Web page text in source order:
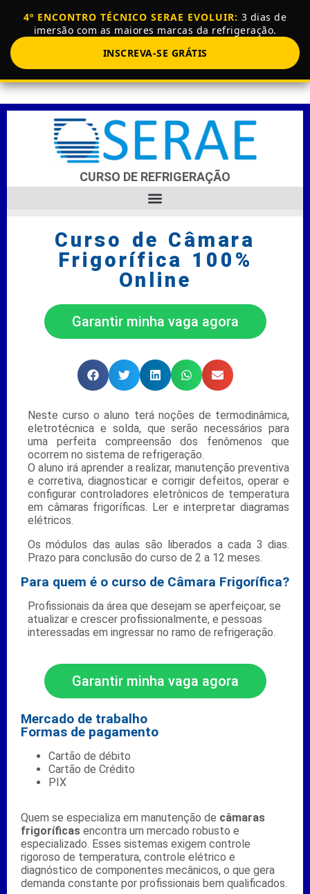
4º ENCONTRO TÉCNICO SERAE EVOLUIR: 3 dias de
imersão com as maiores marcas da refrigeração.
INSCREVA-SE GRÁTIS
CURSO DE REFRIGERAÇÃO
Curso de Câmara
Frigorífica 100%
Online
Garantir minha vaga agora
Neste curso o aluno terá noções de termodinâmica,
eletrotécnica e solda, que serão necessários para
uma perfeita compreensão dos fenômenos que
ocorrem no sistema de refrigeração.
O aluno irá aprender a realizar, manutenção preventiva
e corretiva, diagnosticar e corrigir defeitos, operar e
configurar controladores eletrônicos de temperatura
em câmaras frigoríficas. Ler e interpretar diagramas
elétricos.
Os módulos das aulas são liberados a cada 3 dias.
Prazo para conclusão do curso de 2 a 12 meses.
Para quem é o curso de Câmara Frigorífica?
Profissionais da área que desejam se aperfeiçoar, se
atualizar e crescer profissionalmente, e pessoas
interessadas em ingressar no ramo de refrigeração.
Garantir minha vaga agora
Mercado de trabalho
Formas de pagamento
Cartão de débito
Cartão de Crédito
PIX
Quem se especializa em manutenção de câmaras
frigoríficas encontra um mercado robusto e
especializado. Esses sistemas exigem controle
rigoroso de temperatura, controle elétrico e
diagnóstico de componentes mecânicos, o que gera
demanda constante por profissionais bem qualificados.